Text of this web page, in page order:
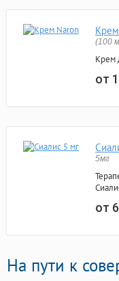
(100
Крем
от
5мг
от
На пути к